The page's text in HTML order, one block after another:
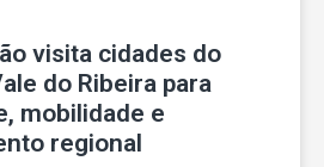
visita cidades do
do Ribeira para
mobilidade e
regional